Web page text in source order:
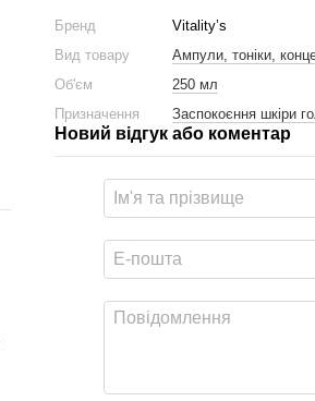
Бренд
Vitality’s
Вид товару
Ампули, тоніки,
Об'єм
250 мл
Призначення
Заспокоєння шкіри
Новий відгук або коментар